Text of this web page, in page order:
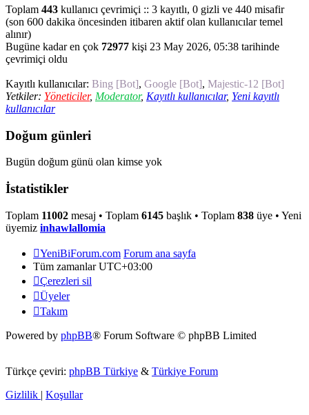
Toplam 443 kullanıcı çevrimiçi :: 3 kayıtlı, 0 gizli ve 440 misafir
(son 600 dakika öncesinden itibaren aktif olan kullanıcılar temel
alınır)
Bugüne kadar en çok 72977 kişi 23 May 2026, 05:38 tarihinde
çevrimiçi oldu
Kayıtlı kullanıcılar: Bing [Bot], Google [Bot], Majestic-12 [Bot]
Yetkiler: Yöneticiler, Moderator, Kayıtlı kullanıcılar, Yeni kayıtlı
kullanıcılar
Doğum günleri
Bugün doğum günü olan kimse yok
İstatistikler
Toplam 11002 mesaj • Toplam 6145 başlık • Toplam 838 üye • Yeni
üyemiz inhawlallomia
YeniBiForum.com Forum ana sayfa
Tüm zamanlarUTC+03:00
Çerezleri sil
Üyeler
Takım
Powered by phpBB® Forum Software © phpBB Limited
Türkçe çeviri: phpBB Türkiye & Türkiye Forum
Gizlilik | Koşullar